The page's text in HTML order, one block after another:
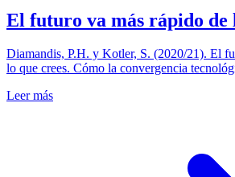
El futuro va más rápido de
Diamandis, P.H. y Kotler, S. (2020/21). El
lo que crees. Cómo la convergencia
Leer más